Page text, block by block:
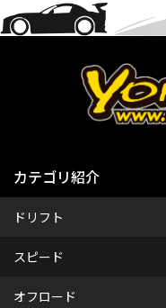
カテゴリ紹介
ドリフト
スピード
オフロード